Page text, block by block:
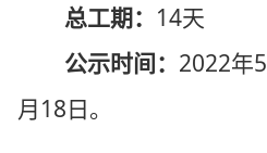
总工期： 14天
公示时间： 2022年
月18日。